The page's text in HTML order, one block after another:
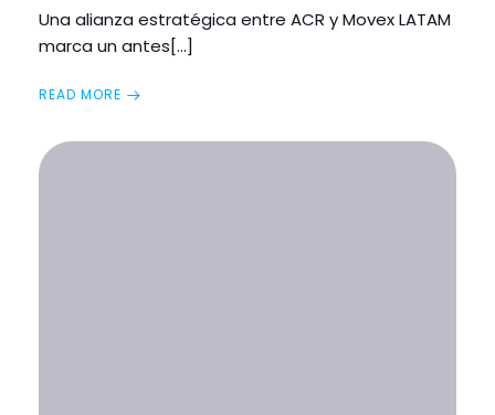
Una alianza estratégica entre ACR y Movex LATAM
marca un antes[…]
READ MORE